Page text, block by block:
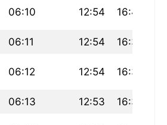
06:10 12:54 16:40
06:11 12:54 16:39
06:12 12:54 16:38
06:13 12:53 16:37